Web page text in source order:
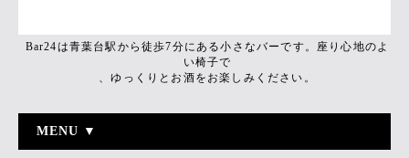
Bar24は青葉台駅から徒歩7分にある小さなバーです。座り心地のよ
い椅子で
、ゆっくりとお酒をお楽しみください。
MENU ▼